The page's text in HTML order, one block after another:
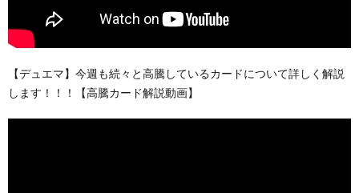
【デュエマ】今週も続々と高騰しているカードについて詳しく解説
します！！！【高騰カード解説動画】